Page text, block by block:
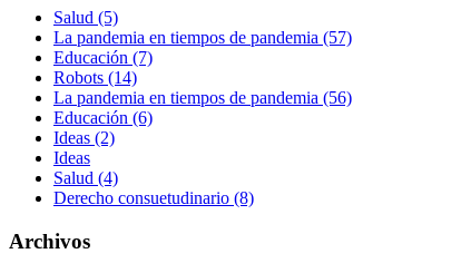
Salud (5)
La pandemia en tiempos de pandemia (57)
Educación (7)
Robots (14)
La pandemia en tiempos de pandemia (56)
Educación (6)
Ideas (2)
Ideas
Salud (4)
Derecho consuetudinario (8)
Archivos